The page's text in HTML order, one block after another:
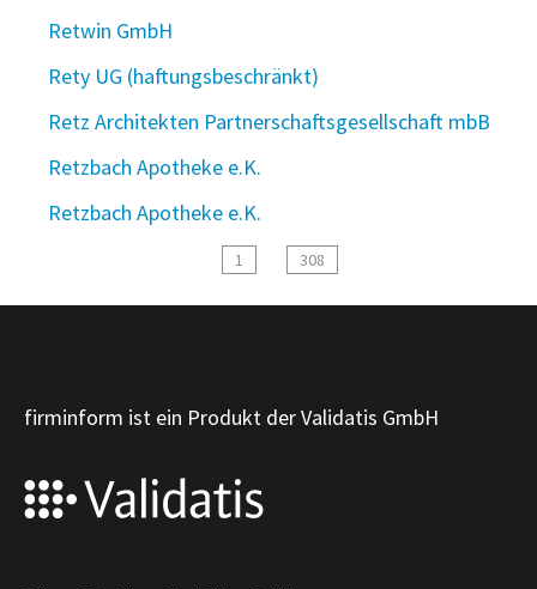
Retwin GmbH
Rety UG (haftungsbeschränkt)
Retz Architekten Partnerschaftsgesellschaft mbB
Retzbach Apotheke e.K.
Retzbach Apotheke e.K.
1 308
firminform ist ein Produkt der Validatis GmbH